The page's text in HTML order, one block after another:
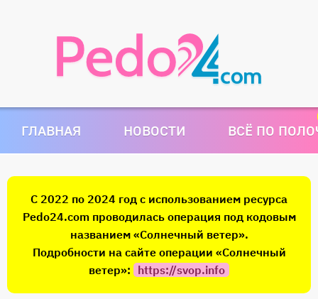
ГЛАВНАЯ НОВОСТИ ВСЁ ПО
С 2022 по 2024 год с использованием ресурса
Pedo24.com проводилась операция под кодовым
названием «Солнечный ветер».
Подробности на сайте операции «Солнечный
ветер»: https://svop.info